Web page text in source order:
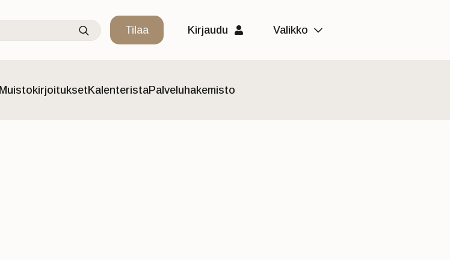
Search
for:
Tilaa Kirjaudu Valikko
MuistokirjoituksetKalenteristaPalveluhakemisto